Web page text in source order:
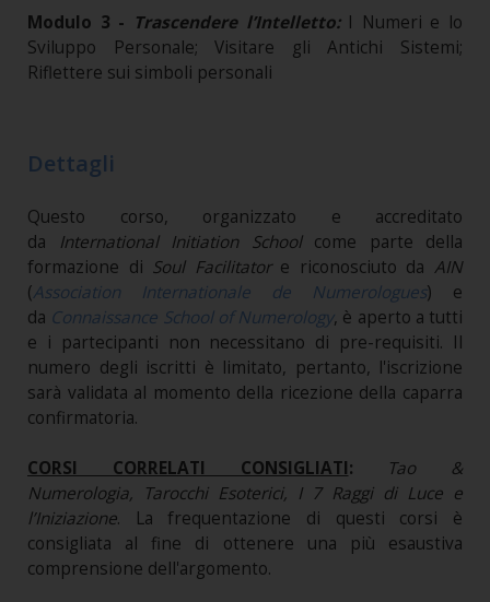
Modulo 3 - Trascendere l’Intelletto: I Numeri e lo
Sviluppo Personale; Visitare gli Antichi Sistemi;
Riflettere sui simboli personali
Dettagli
Questo corso, organizzato e accreditato
da International Initiation Schoolcome parte della
formazione di Soul Facilitator e riconosciuto da AIN
(Association Internationale de Numerologues) e
da Connaissance School of Numerology, è aperto a tutti
e i partecipanti non necessitano di pre-requisiti. Il
numero degli iscritti è limitato, pertanto, l'iscrizione
sarà validata al momento della ricezione della caparra
confirmatoria.
CORSI CORRELATI CONSIGLIATI:
Tao &
Numerologia, Tarocchi Esoterici, I 7 Raggi di Luce e
l’Iniziazione. La frequentazione di questi corsi è
consigliata al fine di ottenere una più esaustiva
comprensione dell'argomento.